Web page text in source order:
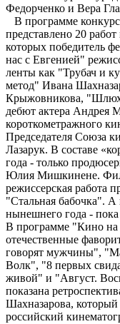
Федорченко и Вера
В программе
представлено 20
которых победитель
нас с Евгенией"
ленты как "Трубач и
метод" Ивана
Крыжовникова,
дебют актера Андрея
короткометражного
Председателя Союза
Лазарук. В составе
года - только
Юлия Мишкинене.
режиссерская работа
"Стальная бабочка". А
нынешнего года - пока
В программе "Кино на
отечественные
говорят мужчины",
Волк", "8 первых
живой" и "Август.
показана
Шахназарова,
российский